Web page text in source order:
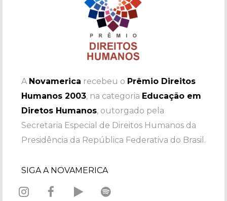
A Novamerica recebeu o Prêmio Direitos
Humanos 2003, na categoria Educação em
Diretos Humanos, outorgado pela
Secretaria Especial de Direitos Humanos da
Presidência da República Federativa do Brasil.
SIGA A NOVAMERICA